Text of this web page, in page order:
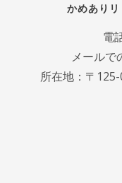
かめあり
電
メールで
所在地：〒